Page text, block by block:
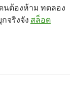
ต้องห้าม ทดลอง
จริงจัง สล็อต